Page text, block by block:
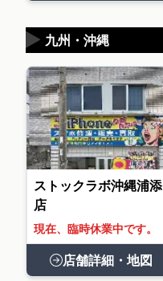
九州・沖縄
▶
ストックラボ沖縄浦添
店
現在、臨時休業中です。
店舗詳細・地図